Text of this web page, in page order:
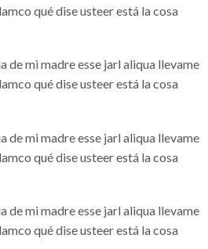
qué dise usteer está la cosa
de mi madre esse jarl aliqua llevame
qué dise usteer está la cosa
de mi madre esse jarl aliqua llevame
qué dise usteer está la cosa
de mi madre esse jarl aliqua llevame
qué dise usteer está la cosa